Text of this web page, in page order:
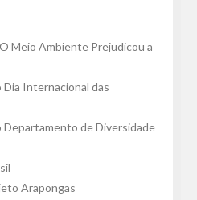
Meio Ambiente Prejudicou a
Dia Internacional das
Departamento de Diversidade
Arapongas